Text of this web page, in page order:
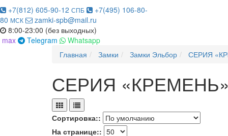
+7(812) 605-90-12 СПБ
+7(495) 106-80-
80 МСК
zamki-spb@mail.ru
8:00-23:00 (без выходных)
max
Telegram
Whatsapp
Главная
Замки Замки Эльбор СЕРИЯ
СЕРИЯ «КРЕМЕНЬ»
Сортировка::
На странице::